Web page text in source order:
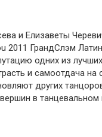
и Елизаветы
2011 ГрандСлэм
одних из
и самоотдача на
других
в танцевальном